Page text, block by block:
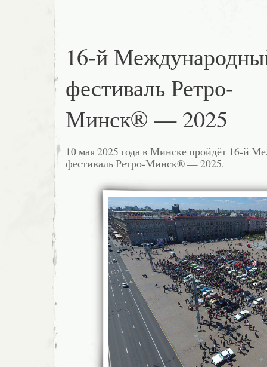
16-й
фестиваль Ретро-
Минск® — 2025
10 мая 2025 года в Минске пройдёт 16-й
фестиваль Ретро-Минск® — 2025.